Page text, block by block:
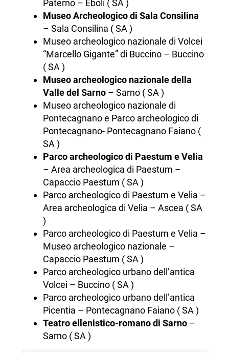
Paterno – Eboli ( SA )
Museo Archeologico di Sala Consilina
– Sala Consilina ( SA )
Museo archeologico nazionale di Volcei
“Marcello Gigante” di Buccino – Buccino
( SA )
Museo archeologico nazionale della
Valle del Sarno– Sarno ( SA )
Museo archeologico nazionale di
Pontecagnano e Parco archeologico di
Pontecagnano- Pontecagnano Faiano (
SA )
Parco archeologico di Paestum e Velia
– Area archeologica di Paestum –
Capaccio Paestum ( SA )
Parco archeologico di Paestum e Velia –
Area archeologica di Velia – Ascea ( SA
)
Parco archeologico di Paestum e Velia –
Museo archeologico nazionale –
Capaccio Paestum ( SA )
Parco archeologico urbano dell’antica
Volcei – Buccino ( SA )
Parco archeologico urbano dell’antica
Picentia – Pontecagnano Faiano ( SA )
Teatro ellenistico-romano di Sarno–
Sarno ( SA )